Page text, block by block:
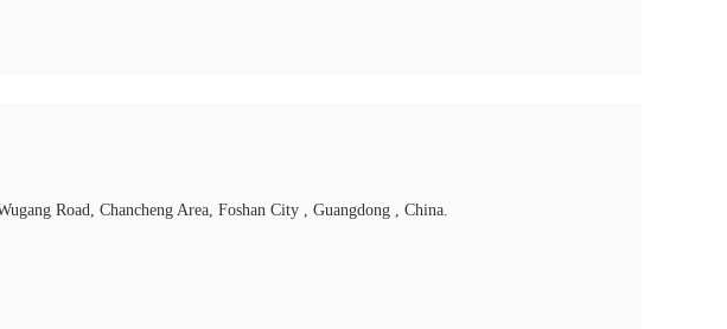
Road, Chancheng Area, Foshan City , Guangdong , China.